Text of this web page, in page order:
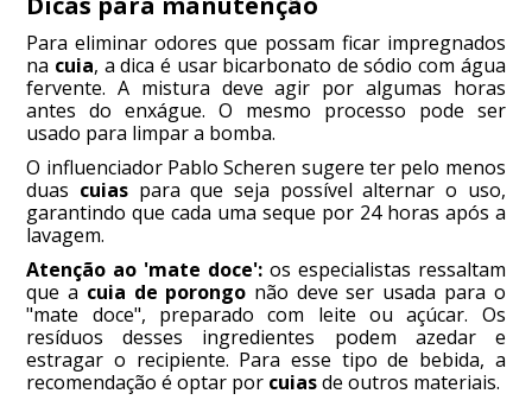
Para eliminar odores que possam ficar impregnados
na cuia, a dica é usar bicarbonato de sódio com água
fervente. A mistura deve agir por algumas horas
antes do enxágue. O mesmo processo pode ser
usado para limpar a bomba.
O influenciador Pablo Scheren sugere ter pelo menos
duas cuias para que seja possível alternar o uso,
garantindo que cada uma seque por 24 horas após a
lavagem.
Atenção ao 'mate doce': os especialistas ressaltam
que a cuia de porongo não deve ser usada para o
"mate doce", preparado com leite ou açúcar. Os
resíduos desses ingredientes podem azedar e
estragar o recipiente. Para esse tipo de bebida, a
recomendação é optar por cuiasde outros materiais.